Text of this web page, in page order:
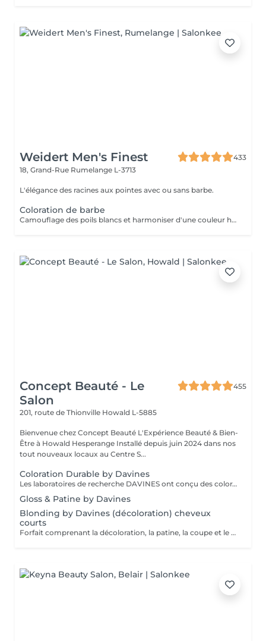
Weidert Men's Finest
433
18, Grand-Rue Rumelange L-3713
L'élégance des racines aux pointes avec ou sans barbe.
Coloration de barbe
Camouflage des poils blancs et harmoniser d'une couleur hétérogène
Concept Beauté - Le
Salon
455
201, route de Thionville Howald L-5885
Bienvenue chez Concept Beauté L'Expérience Beauté & Bien-
Être à Howald Hesperange Installé depuis juin 2024 dans nos
tout nouveaux locaux au Centre S...
Coloration Durable by Davines
Les laboratoires de recherche DAVINES ont conçu des colorations innovantes qui renforcent la fibre capillaire, capable de créer encore plus d'éclat, d'éclaircir délicatement et selon votre besoin, de couvrir les cheveux blancs en douceur et durablement, avec une brillance riche en reflets et des résultats couleur dimensionnels. Nos services coloration Davines : - Mask, système de coloration permanente, tenue longue durée, couvrance parfaite des cheveux blancs - A New Color, système de coloration permanente sans ammoniaque. Couleur Davines Éclat, Soin & Respect du Cheveu La coloration Davines allie performance et respect de la fibre capillaire grâce à des formules enrichies en ingrédients naturels et durables. Que vous souhaitiez une couleur intense, un effet naturel ou un reflet subtil, nos experts vous conseillent pour un résultat sur mesure, lumineux et longue tenue. Pourquoi choisir la coloration Davines ? Formules douces pour un confort optimal Couleurs éclatantes et longue tenue grâce aux pigments de haute qualité Respect de la fibre capillaire avec des ingrédients nourrissants et protecteurs Adapté à toutes les envies : couverture des cheveux blancs, reflets naturels, couleurs intenses Déroulement du soin : 1 Diagnostic couleur pour définir la nuance idéale selon votre teint et votre base naturelle 2 Application de la coloration Davines avec une technique adaptée (racines, mèches, balayage) 3 Temps de pose optimisé pour garantir un résultat homogène et lumineux 4 Soin profond nourrissant pour préserver la douceur et la brillance des cheveux 5 Coiffage et révélation de la couleur pour sublimer votre nouvelle teinte Résultat : une couleur vibrante, brillante et pleine de vie, tout en douceur ! Entretien : Prolongez l'éclat de votre couleur avec les soins adaptés Davines recommandés par nos experts.
Gloss & Patine by Davines
Blonding by Davines (décoloration) cheveux
courts
Forfait comprenant la décoloration, la patine, la coupe et le styling. Un diagnostic personnalisé sera réalisé lors de la prestation.